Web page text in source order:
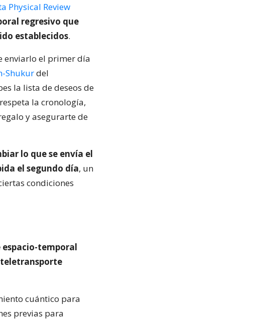
Physical Review
regresivo que
establecidos.
enviarlo el primer día
Shukurdel
la lista de deseos de
la cronología,
y asegurarte de
lo que se envía el
el segundo día, un
condiciones
espacio-temporal
cuántico para
previas para